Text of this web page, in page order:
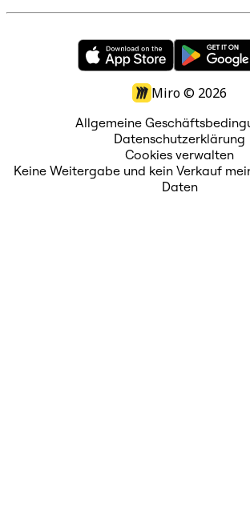
Miro © 2026
Allgemeine
Datenschutzerklärung
Cookies verwalten
Keine Weitergabe und kein Verkauf
Daten